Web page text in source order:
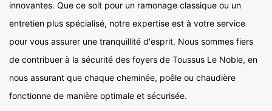
innovantes. Que ce soit pour un ramonage classique ou un
entretien plus spécialisé, notre expertise est à votre service
pour vous assurer une tranquillité d'esprit. Nous sommes fiers
de contribuer à la sécurité des foyers de Toussus Le Noble, en
nous assurant que chaque cheminée, poêle ou chaudière
fonctionne de manière optimale et sécurisée.